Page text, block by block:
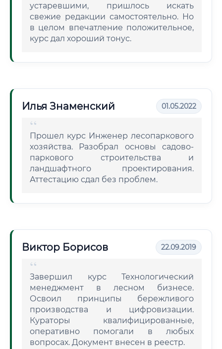
устаревшими, пришлось искать
свежие редакции самостоятельно. Но
в целом впечатление положительное,
курс дал хороший тонус.
Илья Знаменский 01.05.2022
Прошел курс Инженер лесопаркового
хозяйства. Разобрал основы садово-
паркового строительства и
ландшафтного проектирования.
Аттестацию сдал без проблем.
Виктор Борисов 22.09.2019
Завершил курс Технологический
менеджмент в лесном бизнесе.
Освоил принципы бережливого
производства и цифровизации.
Кураторы квалифицированные,
оперативно помогали в любых
вопросах. Документ внесен в реестр.